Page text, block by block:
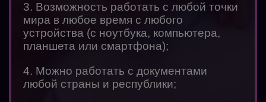
3. Возможность работать с любой точки
мира в любое время с любого
устройства (с ноутбука, компьютера,
планшета или смартфона);
4. Можно работать с документами
любой страны и республики;